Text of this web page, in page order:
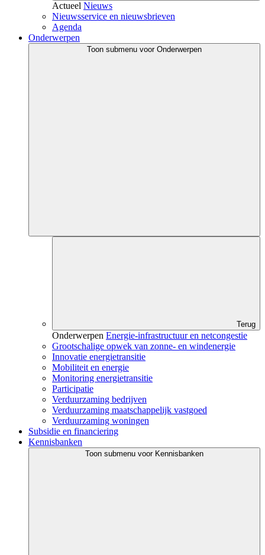
Actueel Nieuws
Nieuwsservice en nieuwsbrieven
Agenda
Onderwerpen
Toon submenu voor Onderwerpen
Terug
Onderwerpen Energie-infrastructuur en netcongestie
Grootschalige opwek van zonne- en windenergie
Innovatie energietransitie
Mobiliteit en energie
Monitoring energietransitie
Participatie
Verduurzaming bedrijven
Verduurzaming maatschappelijk vastgoed
Verduurzaming woningen
Subsidie en financiering
Kennisbanken
Toon submenu voor Kennisbanken